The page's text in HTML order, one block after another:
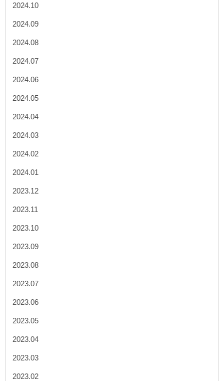
2024.10
2024.09
2024.08
2024.07
2024.06
2024.05
2024.04
2024.03
2024.02
2024.01
2023.12
2023.11
2023.10
2023.09
2023.08
2023.07
2023.06
2023.05
2023.04
2023.03
2023.02